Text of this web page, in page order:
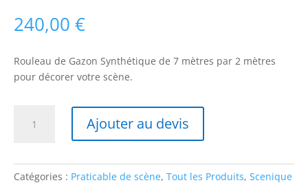
240,00 €
Rouleau de Gazon Synthétique de 7 mètres par 2 mètres
pour décorer votre scène.
Gazon
Ajouter au devis
Catégories : Praticable de scène, Tout les Produits, Scenique